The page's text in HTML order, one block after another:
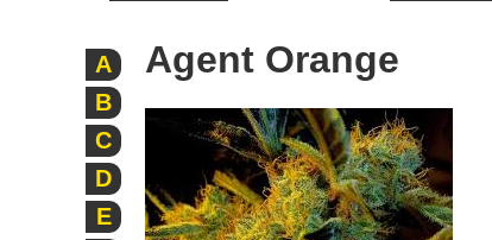
A
B
C
D
E
Agent Orange